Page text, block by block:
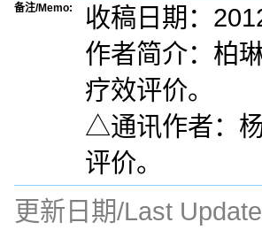
备注/Memo:
收稿日期：
作者简介：柏
疗效评价。
△通讯作者：
评价。
更新日期/Last